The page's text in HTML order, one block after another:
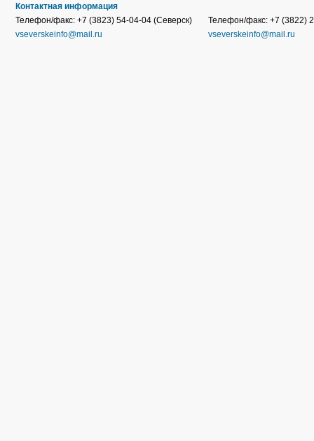
Контактная информация
Телефон/факс: +7 (3823) 54-04-04 (Северск)
vseverskeinfo@mail.ru
Телефон/факс: +7 (3822)
vseverskeinfo@mail.ru